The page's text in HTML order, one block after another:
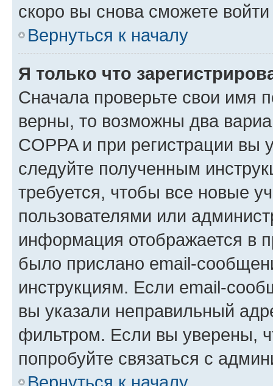
скоро вы снова сможете
Вернуться к началу
Я только что
Сначала проверьте свои имя
верны, то возможны два
COPPA и при регистрации вы
следуйте полученным
требуется, чтобы все новые
пользователями или
информация отображается в
было прислано email-
инструкциям. Если email-
вы указали неправильный
фильтром. Если вы уверены,
попробуйте связаться с
Вернуться к началу